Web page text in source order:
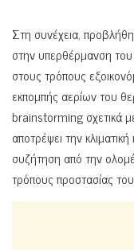
Στη συνέχεια,
στην υπερθέρμανση του
στους τρόπους
εκπομπής αερίων του
brainstorming σχετικά
αποτρέψει την
συζήτηση από την
τρόπους προστασίας